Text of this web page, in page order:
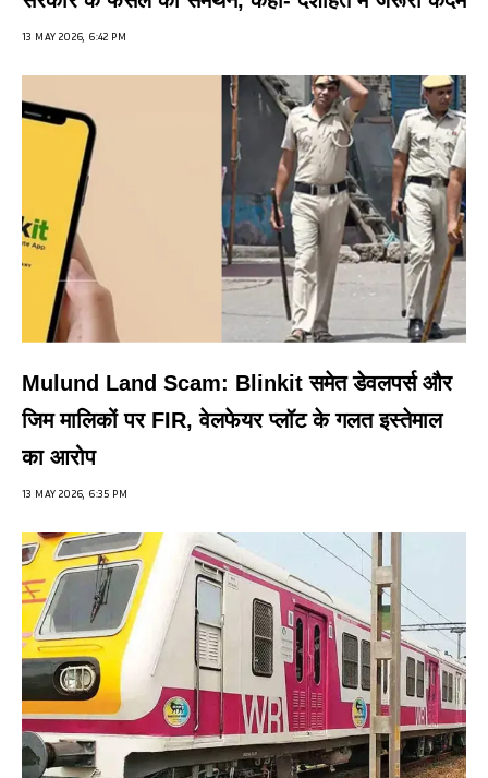
13 MAY 2026, 6:42 PM
Mulund Land Scam: Blinkit समेत डेवलपर्स और
जिम मालिकों पर FIR, वेलफेयर प्लॉट के गलत इस्तेमाल
का आरोप
13 MAY 2026, 6:35 PM